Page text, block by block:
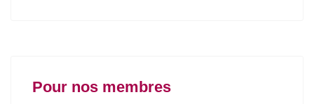
Pour nos membres